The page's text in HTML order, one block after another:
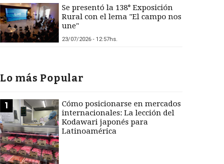
Se presentó la 138° Exposición
Rural con el lema "El campo nos
une"
23/07/2026 - 12:57hs.
Lo más Popular
1
Cómo posicionarse en mercados
internacionales: La lección del
Kodawari japonés para
Latinoamérica